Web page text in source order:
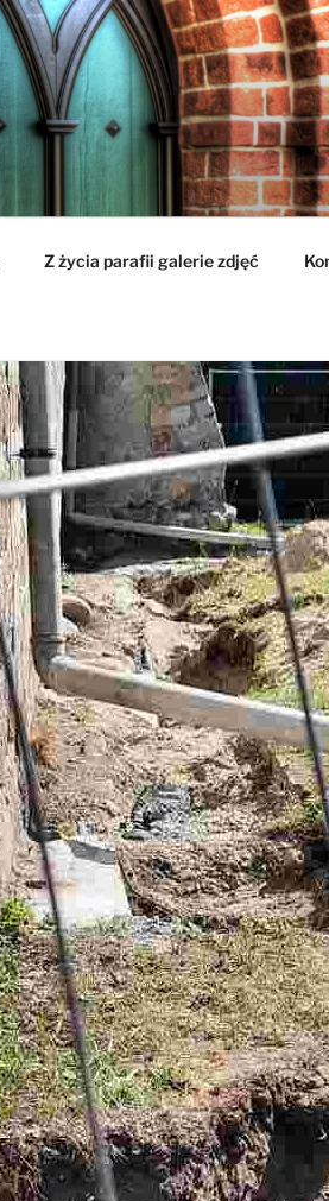
Z życia parafii galerie zdjęć